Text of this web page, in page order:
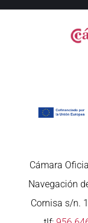
Cámara
Navegación
Cornisa s/n.